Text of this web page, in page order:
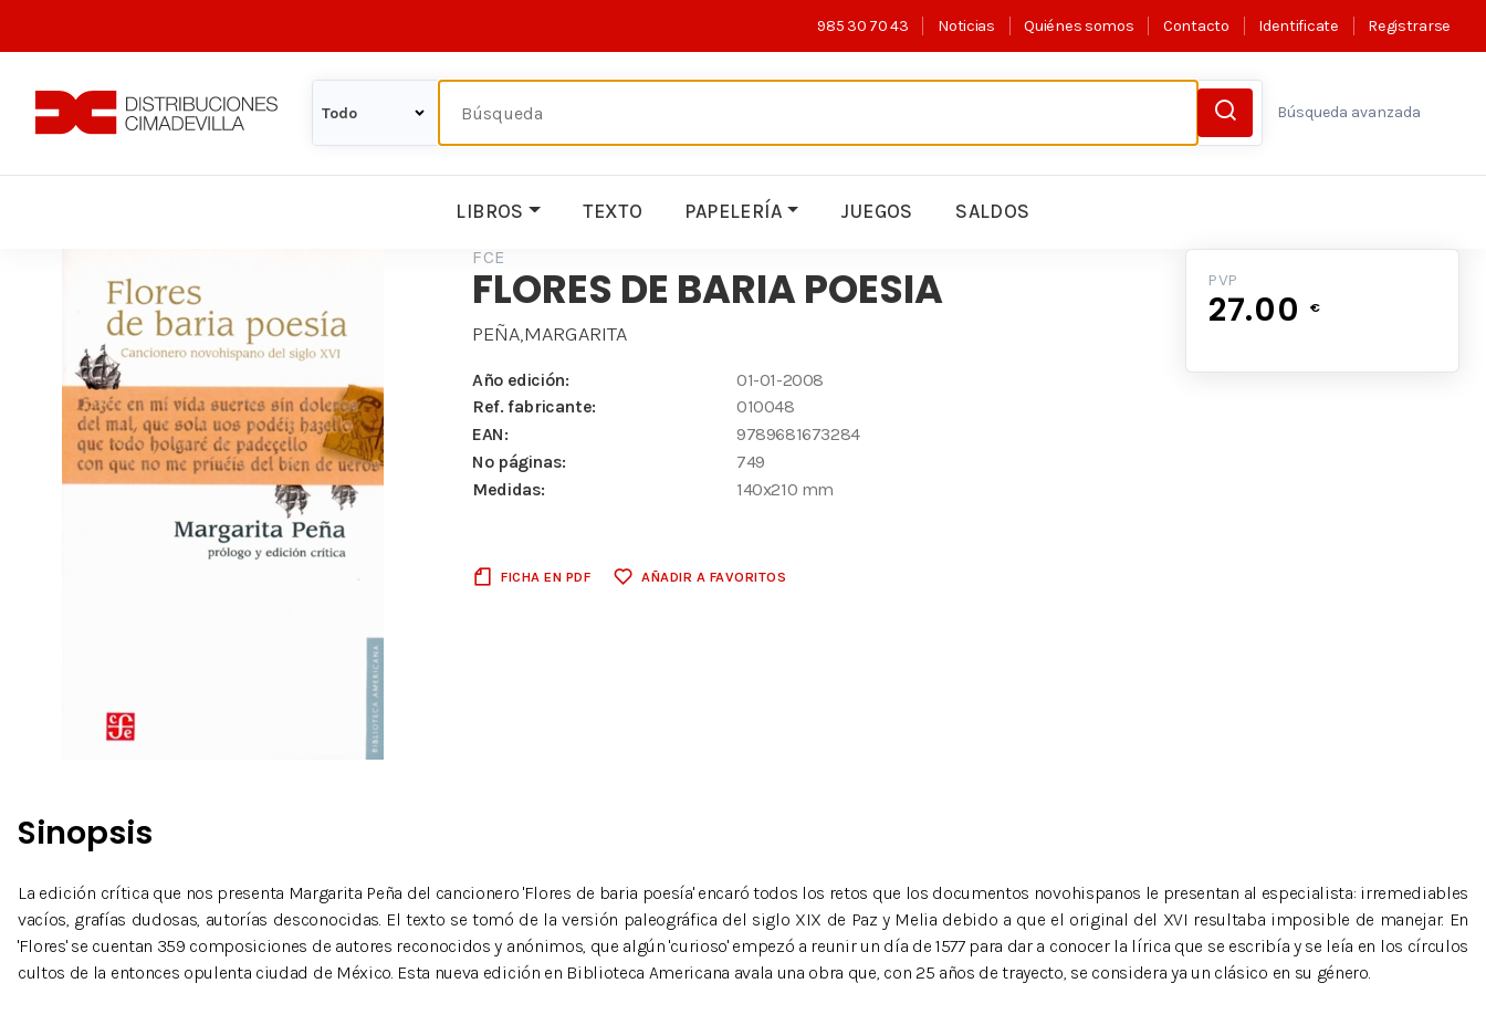
985 30 70 43 Noticias Quiénes somos Contacto Identificate Registrarse
Búsqueda avanzada
LIBROS TEXTO PAPELERÍA JUEGOS SALDOS
FCE
FLORES DE BARIA POESIA
PEÑA,MARGARITA
Año edición:
01-01-2008
Ref. fabricante:
010048
EAN:
9789681673284
Nº páginas:
749
Medidas:
140x210 mm
FICHA EN PDF AÑADIR A FAVORITOS
PVP
27.00 €
Sinopsis
La edición crítica que nos presenta Margarita Peña del cancionero 'Flores de baria poesía' encaró todos los retos que los documentos novohispanos le presentan al especialista: irremediables
vacíos, grafías dudosas, autorías desconocidas. El texto se tomó de la versión paleográfica del siglo XIX de Paz y Melia debido a que el original del XVI resultaba imposible de manejar. En
'Flores' se cuentan 359 composiciones de autores reconocidos y anónimos, que algún 'curioso' empezó a reunir un día de 1577 para dar a conocer la lírica que se escribía y se leía en los círculos
cultos de la entonces opulenta ciudad de México. Esta nueva edición en Biblioteca Americana avala una obra que, con 25 años de trayecto, se considera ya un clásico en su género.